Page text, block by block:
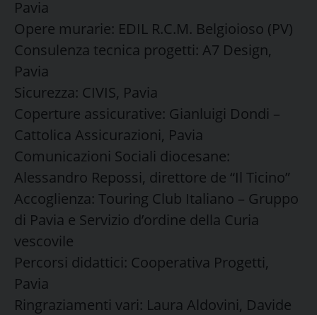
Pavia
Opere murarie: EDIL R.C.M. Belgioioso (PV)
Consulenza tecnica progetti: A7 Design,
Pavia
Sicurezza: CIVIS, Pavia
Coperture assicurative: Gianluigi Dondi –
Cattolica Assicurazioni, Pavia
Comunicazioni Sociali diocesane:
Alessandro Repossi, direttore de “Il Ticino”
Accoglienza: Touring Club Italiano – Gruppo
di Pavia e Servizio d’ordine della Curia
vescovile
Percorsi didattici: Cooperativa Progetti,
Pavia
Ringraziamenti vari: Laura Aldovini, Davide